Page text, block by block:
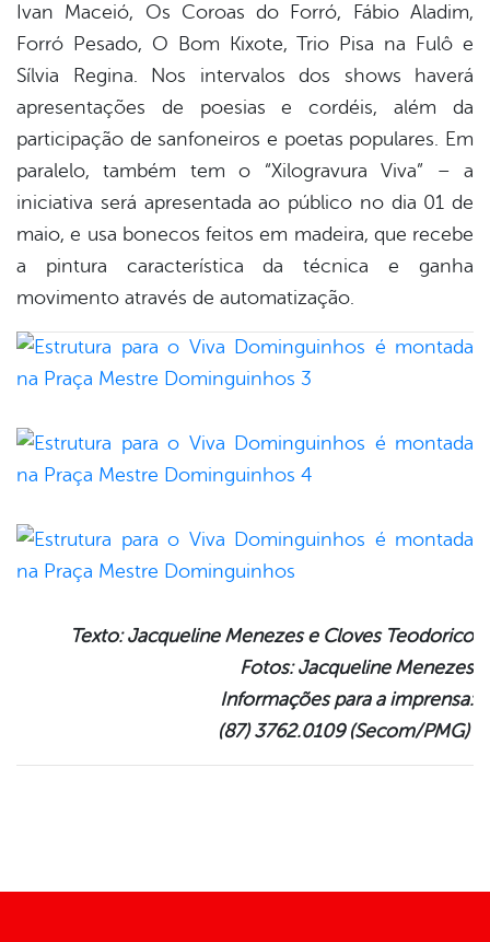
Ivan Maceió, Os Coroas do Forró, Fábio Aladim,
Forró Pesado, O Bom Kixote, Trio Pisa na Fulô e
Sílvia Regina. Nos intervalos dos shows haverá
apresentações de poesias e cordéis, além da
participação de sanfoneiros e poetas populares. Em
paralelo, também tem o “Xilogravura Viva” – a
iniciativa será apresentada ao público no dia 01 de
maio, e usa bonecos feitos em madeira, que recebe
a pintura característica da técnica e ganha
movimento através de automatização.
Texto: Jacqueline Menezes e Cloves Teodorico
Fotos: Jacqueline Menezes
Informações para a imprensa:
(87) 3762.0109 (Secom/PMG)